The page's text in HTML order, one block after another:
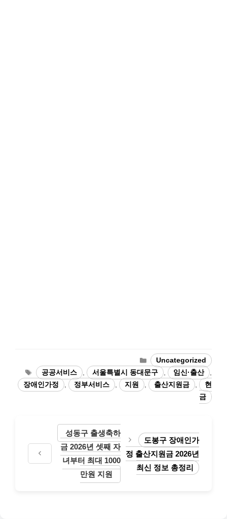
Categories
Uncategorized
Tags공공서비스 , 서울특별시 동대문구 , 임신·출산
,
장애인가정
, 정부서비스 , 지원 , 출산지원금 ,
현
금
성동구 출생축하
금 2026년 셋째 자
녀부터 최대 1000
만원 지원
도봉구 장애인가
정 출산지원금 2026년
최신 정보 총정리